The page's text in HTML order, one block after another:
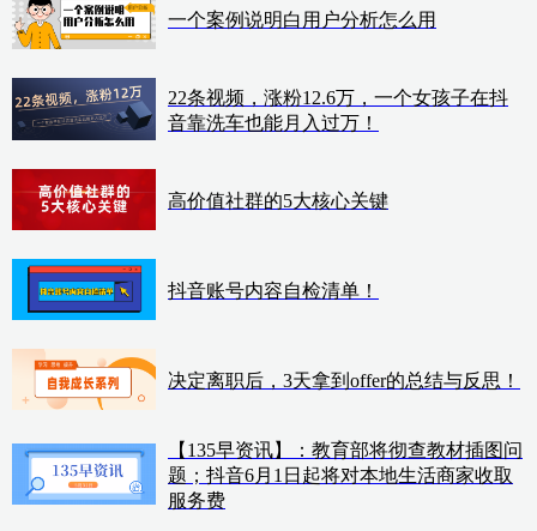
一个案例说明白用户分析怎么用
22条视频，涨粉12.6万，一个女孩子在抖
音靠洗车也能月入过万！
高价值社群的5大核心关键
抖音账号内容自检清单！
决定离职后，3天拿到offer的总结与反思！
【135早资讯】：教育部将彻查教材插图问
题；抖音6月1日起将对本地生活商家收取
服务费